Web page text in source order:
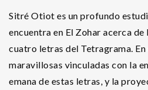
Sitré Otiot es un profundo
encuentra en El Zohar acerca
cuatro letras del Tetragrama. En
maravillosas vinculadas con la
emana de estas letras, y la